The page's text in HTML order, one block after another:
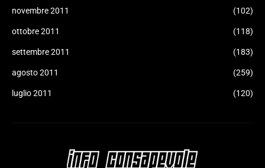
novembre 2011 (102)
ottobre 2011 (118)
settembre 2011 (183)
agosto 2011 (259)
luglio 2011 (120)